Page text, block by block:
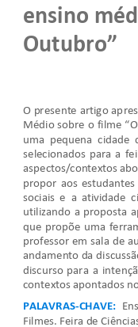
ensino
Outubro”
O presente artigo ap
Médio sobre o filme
uma  pequena  cidade
selecionados para a
aspectos/contextos
propor aos estudantes
sociais e  a atividade
utilizando a proposta
que propõe uma
professor em sala de
andamento da
discurso para a
contextos apontados
PALAVRAS-CHAVE: En
Filmes. Feira de Ciência